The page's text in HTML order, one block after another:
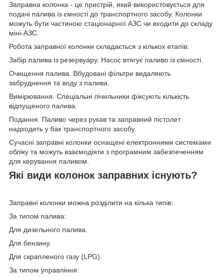
Заправна колонка - це пристрій, який використовується для
подачі палива із ємності до транспортного засобу. Колонки
можуть бути частиною стаціонарної АЗС чи входити до складу
міні-АЗС.
Робота заправної колонки складається з кількох етапів:
Забір палива із резервуару. Насос втягує паливо із ємності.
Очищення палива. Вбудовані фільтри видаляють
забруднення та воду з палива.
Вимірювання. Спеціальні лічильники фіксують кількість
відпущеного палива.
Подання. Паливо через рукав та заправний пістолет
надходить у бак транспортного засобу.
Сучасні заправні колонки оснащені електронними системами
обліку та можуть взаємодіяти з програмним забезпеченням
для керування паливом.
Які види колонок заправних існують?
Заправні колонки можна розділити на кілька типів:
За типом палива:
Для дизельного палива.
Для бензину.
Для скрапленого газу (LPG).
За типом управління: